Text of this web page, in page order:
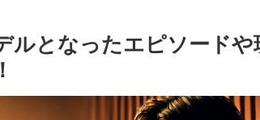
ルとなったエピソード